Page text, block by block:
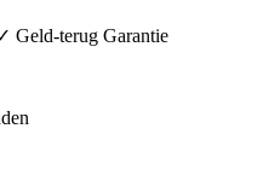
Geld-terug Garantie